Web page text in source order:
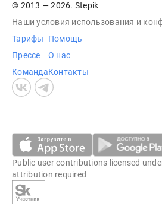
© 2013 — 2026. Stepik
Наши условия использования и
Тарифы
Прессе
Команда
Помощь
О нас
Контакты
Public user contributions licensed
attribution required